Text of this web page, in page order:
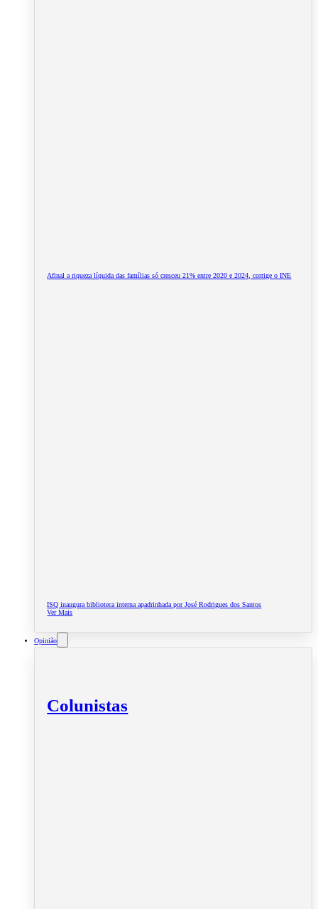
Afinal a riqueza líquida das famílias só cresceu 21% entre 2020 e 2024, corrige o INE
ISQ inaugura biblioteca interna apadrinhada por José Rodrigues dos Santos
Ver Mais
Opinião
Colunistas